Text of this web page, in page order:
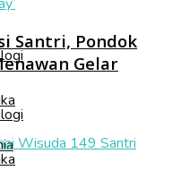
Santri, Pondok
Gelar